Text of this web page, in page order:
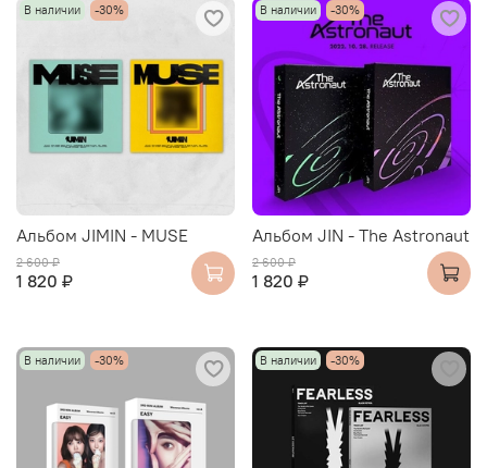
В наличии -30%
Альбом JIMIN - MUSE
2 600 ₽
1 820 ₽
В наличии -30%
Альбом JIN - The Astronaut
2 600 ₽
1 820 ₽
В наличии -30% В наличии -30%